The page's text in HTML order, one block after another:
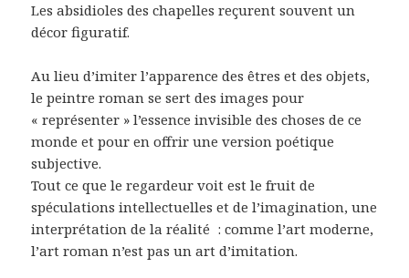
Les absidioles des chapelles reçurent souvent un
décor figuratif.
Au lieu d’imiter l’apparence des êtres et des objets,
le peintre roman se sert des images pour
« représenter » l’essence invisible des choses de ce
monde et pour en offrir une version poétique
subjective.
Tout ce que le regardeur voit est le fruit de
spéculations intellectuelles et de l’imagination, une
interprétation de la réalité : comme l’art moderne,
l’art roman n’est pas un art d’imitation.